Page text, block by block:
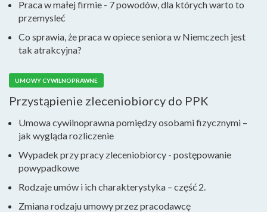
Praca w małej firmie - 7 powodów, dla których warto to
przemysleć
Co sprawia, że praca w opiece seniora w Niemczech jest
tak atrakcyjna?
UMOWY CYWILNOPRAWNE
Przystąpienie zleceniobiorcy do PPK
Umowa cywilnoprawna pomiędzy osobami fizycznymi –
jak wygląda rozliczenie
Wypadek przy pracy zleceniobiorcy - postępowanie
powypadkowe
Rodzaje umów i ich charakterystyka – część 2.
Zmiana rodzaju umowy przez pracodawcę